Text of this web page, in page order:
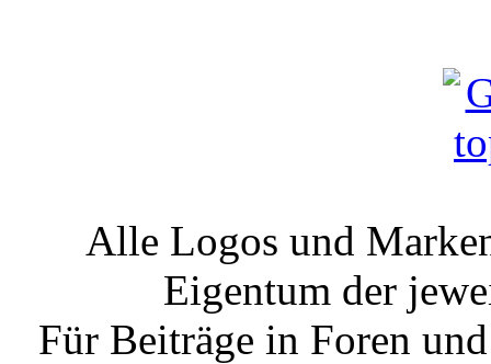
Alle Logos und
Eigentum der
Für Beiträge in Foren